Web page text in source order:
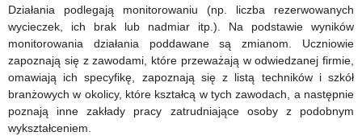
Działania podlegają monitorowaniu (np. liczba rezerwowanych
wycieczek, ich brak lub nadmiar itp.). Na podstawie wyników
monitorowania działania poddawane są zmianom. Uczniowie
zapoznają się z zawodami, które przeważają w odwiedzanej firmie,
omawiają ich specyfikę, zapoznają się z listą techników i szkół
branżowych w okolicy, które kształcą w tych zawodach, a następnie
poznają inne zakłady pracy zatrudniające osoby z podobnym
wykształceniem.